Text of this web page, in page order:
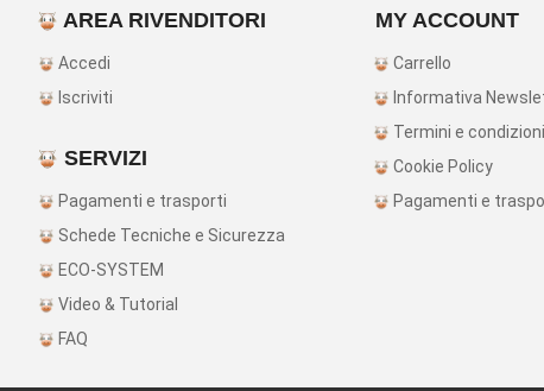
AREA RIVENDITORI
Accedi
Iscriviti
SERVIZI
Pagamenti e trasporti
Schede Tecniche e Sicurezza
ECO-SYSTEM
Video & Tutorial
FAQ
MY ACCOUNT
Carrello
Informativa
Termini e condizioni
Cookie Policy
Pagamenti e